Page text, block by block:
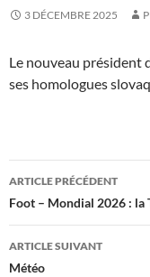
3 DÉCEMBRE 2025
Le nouveau président
ses homologues
Navigation
des
articles
ARTICLE PRÉCÉDENT
Foot – Mondial 2026 : la
ARTICLE SUIVANT
Météo